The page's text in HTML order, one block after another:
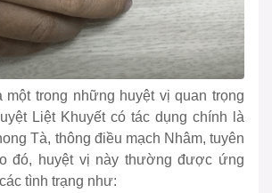
trong những huyệt vị quan trọng
Liệt Khuyết có tác dụng chính là
Tà, thông điều mạch Nhâm, tuyên
đó, huyệt vị này thường được ứng
tình trạng như: